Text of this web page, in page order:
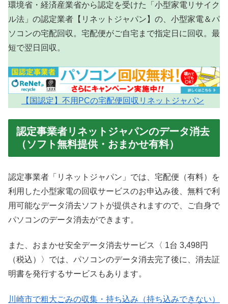
環境省・経済産業省から認定を受けた「小型家電リサイク
ル法」の認定業者【リネットジャパン】の、小型家電＆パ
ソコンの宅配回収。宅配便がご自宅まで指定日に回収。最
短で翌日回収。
【国認定】不用PCの宅配便回収リネットジャパン
認定事業者リネットジャパンのデータ消去
（ソフト無料提供・おまかせ有料）
認定事業者「リネットジャパン」では、宅配便（有料）を
利用した小型家電の回収サービスのお申込み後、無料で利
用可能なデータ消去ソフトが提供されますので、ご自身で
パソコンのデータ消去ができます。
また、おまかせ安全データ消去サービス〈 1台 3,498円
（税込）〉では、パソコンのデータ消去完了後に、消去証
明書を発行するサービスもあります。
川崎市で粗大ごみの収集・持ち込み（持ち込みできない）